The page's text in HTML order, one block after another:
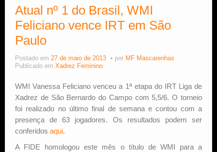
Fique Sócio
Quem Somos?
Calendário
Estude Xadrez
Atual nº 1 do Brasil, WMI
Feliciano vence IRT em São
Paulo
Postado em 27 de maio de 2013 por MF Mascarenhas
Publicado em Xadrez Feminino
WMI Vanessa Feliciano venceu a 1ª etapa do IRT Liga de
Xadrez de São Bernardo do Campo com 5,5/6. O torneio
foi realizado no último final de semana e contou com a
presença de 63 jogadores. Os resultados podem ser
conferidos aqui.
A FIDE homologou este mês o título de WMI para a